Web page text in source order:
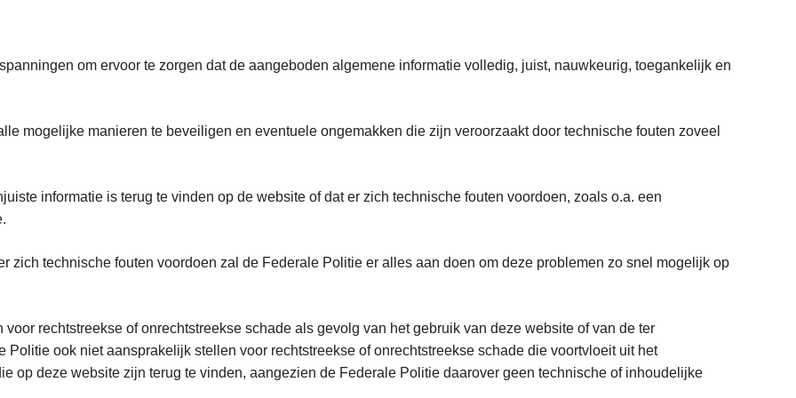
om ervoor te zorgen dat de aangeboden algemene informatie volledig, juist, nauwkeurig, toegankelijk en
mogelijke manieren te beveiligen en eventuele ongemakken die zijn veroorzaakt door technische fouten zoveel
informatie is terug te vinden op de website of dat er zich technische fouten voordoen, zoals o.a. een
zich technische fouten voordoen zal de Federale Politie er alles aan doen om deze problemen zo snel mogelijk op
rechtstreekse of onrechtstreekse schade als gevolg van het gebruik van deze website of van de ter
ook niet aansprakelijk stellen voor rechtstreekse of onrechtstreekse schade die voortvloeit uit het
op deze website zijn terug te vinden, aangezien de Federale Politie daarover geen technische of inhoudelijke